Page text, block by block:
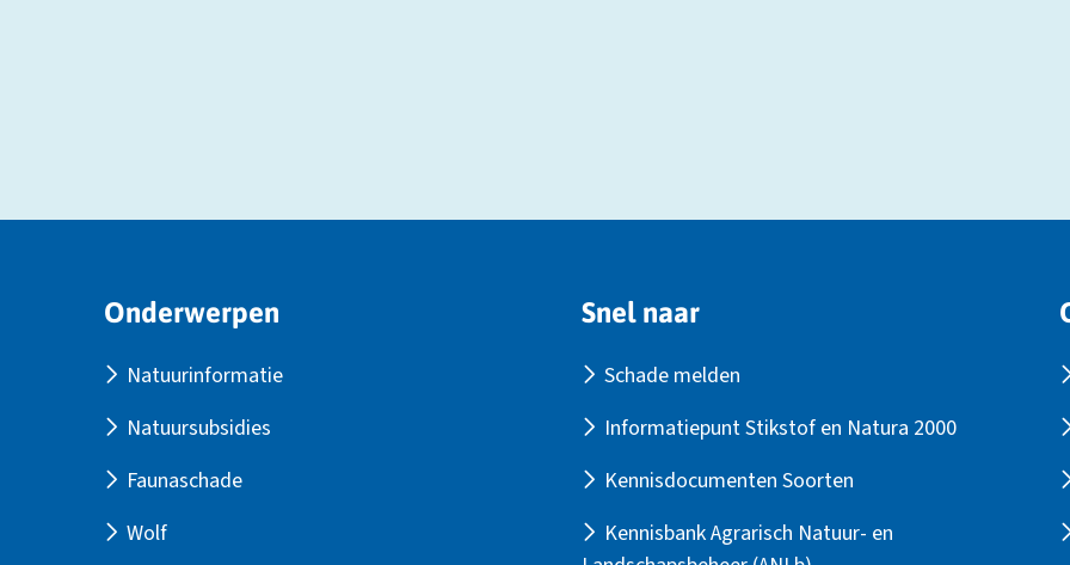
Onderwerpen
Natuurinformatie
Natuursubsidies
Faunaschade
Wolf
Snel naar
Schade melden
Informatiepunt Stikstof en Natura 2000
Kennisdocumenten Soorten
Kennisbank Agrarisch Natuur- en